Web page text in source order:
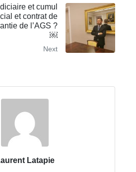
et cumul
et contrat de
de l’AGS ?
￼
Next
Latapie